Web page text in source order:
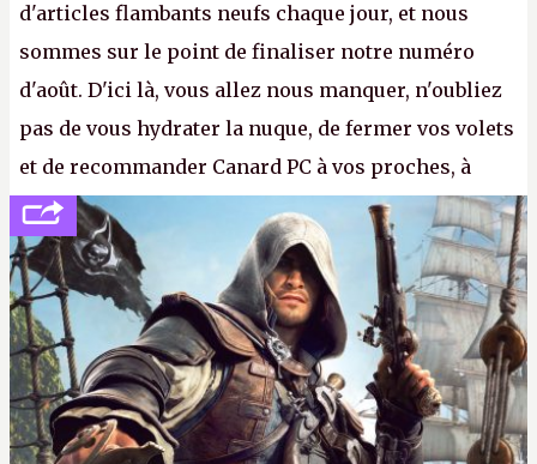
d'articles flambants neufs chaque jour, et nous
sommes sur le point de finaliser notre numéro
d'août. D'ici là, vous allez nous manquer, n'oubliez
pas de vous hydrater la nuque, de fermer vos volets
et de recommander Canard PC à vos proches, à
votre famille et aux inconnus que vous croisez
dans la rue. Bon été à tous ! –ER.